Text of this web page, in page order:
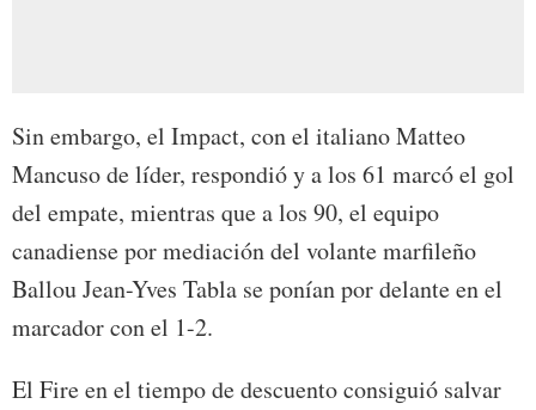
Sin embargo, el Impact, con el italiano Matteo
Mancuso de líder, respondió y a los 61 marcó el gol
del empate, mientras que a los 90, el equipo
canadiense por mediación del volante marfileño
Ballou Jean-Yves Tabla se ponían por delante en el
marcador con el 1-2.
El Fire en el tiempo de descuento consiguió salvar